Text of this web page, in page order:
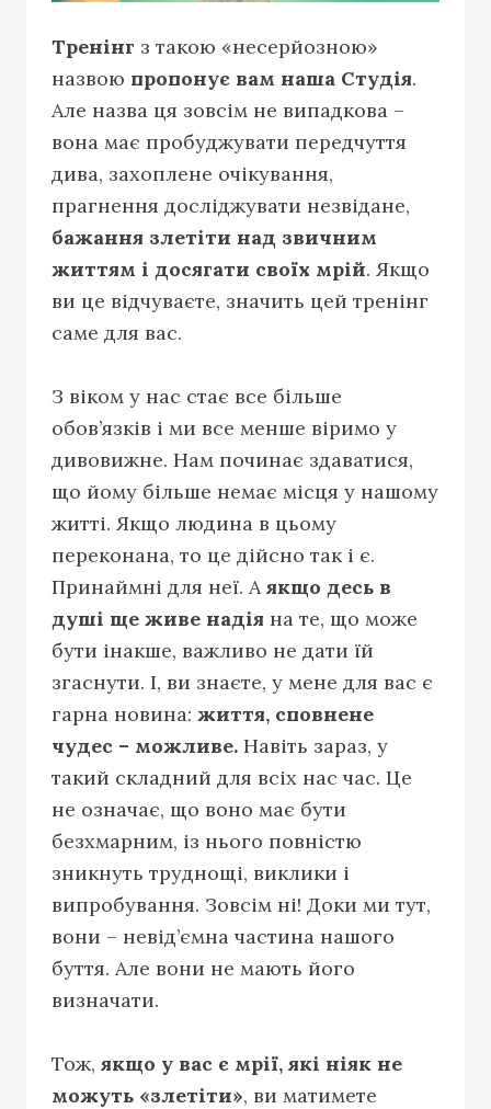
Тренінг з такою «несерйозною»
назвою пропонує вам наша Студія.
Але назва ця зовсім не випадкова –
вона має пробуджувати передчуття
дива, захоплене очікування,
прагнення досліджувати незвідане,
бажання злетіти над звичним
життям і досягати своїх мрій. Якщо
ви це відчуваєте, значить цей тренінг
саме для вас.
З віком у нас стає все більше
обов’язків і ми все менше віримо у
дивовижне. Нам починає здаватися,
що йому більше немає місця у нашому
житті. Якщо людина в цьому
переконана, то це дійсно так і є.
Принаймні для неї. Аякщо десь в
душі ще живе надія на те, що може
бути інакше, важливо не дати їй
згаснути. І, ви знаєте, у мене для вас є
гарна новина:життя, сповнене
чудес – можливе. Навіть зараз, у
такий складний для всіх нас час. Це
не означає, що воно має бути
безхмарним, із нього повністю
зникнуть труднощі, виклики і
випробування. Зовсім ні! Доки ми тут,
вони – невід’ємна частина нашого
буття. Але вони не мають його
визначати.
Тож,якщо у вас є мрії, які ніяк не
можуть «злетіти», ви матимете